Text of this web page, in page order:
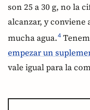
son 25 a 30 g, no la
alcanzar, y conviene
mucha agua.4
empezar un
vale igual para la